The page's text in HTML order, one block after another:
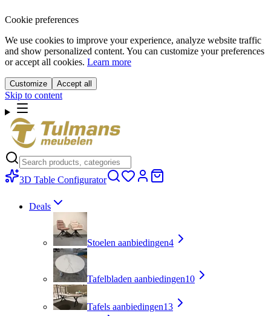
Cookie preferences
We use cookies to improve your experience, analyze website traffic
and show personalized content. You can customize your preferences
or accept all cookies. Learn more
Customize Accept all
Skip to content
3D Table Configurator
Deals
Stoelen aanbiedingen4
Tafelbladen aanbiedingen10
Tafels aanbiedingen13